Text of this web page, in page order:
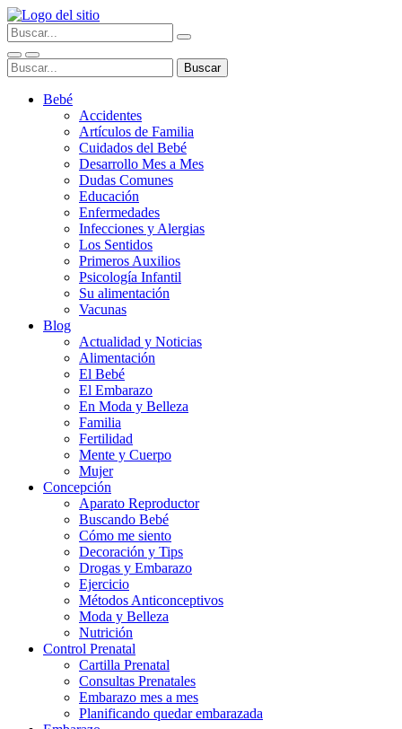
Bebé
Accidentes
Artículos de Familia
Cuidados del Bebé
Desarrollo Mes a Mes
Dudas Comunes
Educación
Enfermedades
Infecciones y Alergias
Los Sentidos
Primeros Auxilios
Psicología Infantil
Su alimentación
Vacunas
Blog
Actualidad y Noticias
Alimentación
El Bebé
El Embarazo
En Moda y Belleza
Familia
Fertilidad
Mente y Cuerpo
Mujer
Concepción
Aparato Reproductor
Buscando Bebé
Cómo me siento
Decoración y Tips
Drogas y Embarazo
Ejercicio
Métodos Anticonceptivos
Moda y Belleza
Nutrición
Control Prenatal
Cartilla Prenatal
Consultas Prenatales
Embarazo mes a mes
Planificando quedar embarazada